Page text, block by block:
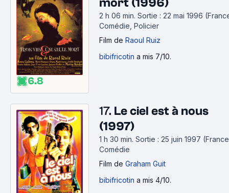
6.8
2 h 06 min. Sortie : 22 mai 1996
Comédie, Policier
Film de Raoul Ruiz
bibifricotin a mis 7/10.
17. Le ciel est à nous
(1997)
1 h 30 min. Sortie : 25 juin 1997
Comédie
Film de Graham Guit
bibifricotin a mis 4/10.